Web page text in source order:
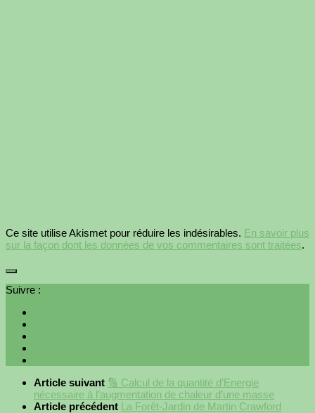
Ce site utilise Akismet pour réduire les indésirables. En savoir plus
sur la façon dont les données de vos commentaires sont traitées.
Suivre :
Article suivant 🔢 Calcul de la quantité d’Energie
nécessaire à l’augmentation de chaleur d’une masse
Article précédent La Forêt-Jardin de Martin Crawford